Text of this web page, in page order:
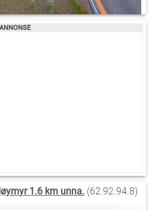
1.6 km unna. (62.92.94.8)